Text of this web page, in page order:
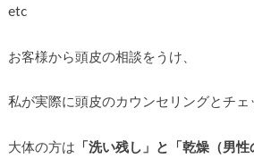
etc
お客様から頭皮の相談をうけ、
私が実際に頭皮のカウンセリングとチェ
大体の方は 「洗い残し」と「乾燥（男性